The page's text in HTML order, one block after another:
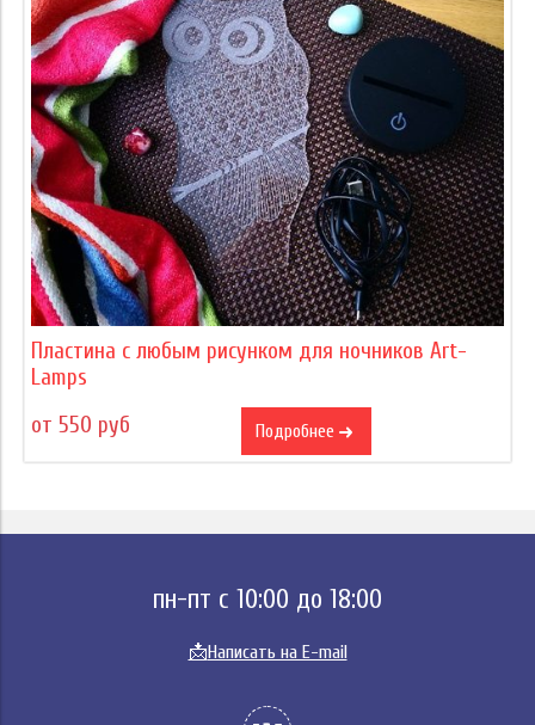
Пластина с любым рисунком для ночников Art-
Lamps
от 550 руб
Подробнее
пн-пт с 10:00 до 18:00
📩Написать на E-mail